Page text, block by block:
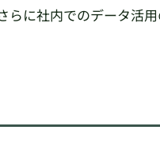
らに社内でのデータ活